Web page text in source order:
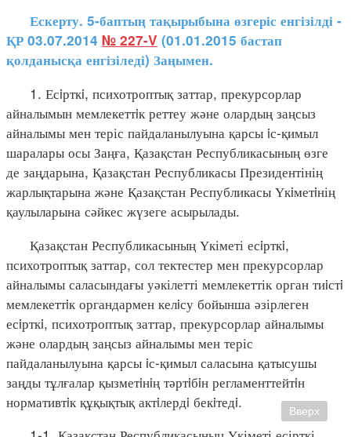
Ескерту. 5-баптың тақырыбына өзгеріс енгізілді -
ҚР 03.07.2014 № 227-V (01.01.2015 бастап
қолданысқа енгізіледі) Заңымен.
1. Есiрткi, психотроптық заттар, прекурсорлар
айналымын мемлекеттiк реттеу және олардың заңсыз
айналымы мен теріс пайдаланылуына қарсы iс-қимыл
шаралары осы Заңға, Қазақстан Республикасының өзге
де заңдарына, Қазақстан Республикасы Президентінің
жарлықтарына және Қазақстан Республикасы Үкiметiнің
қаулыларына сәйкес жүзеге асырылады.
Қазақстан Республикасының Үкіметі есiрткi,
психотроптық заттар, сол тектестер мен прекурсорлар
айналымы саласындағы уәкілетті мемлекеттік орган тиiстi
мемлекеттiк органдармен келiсу бойынша әзірлеген
есiрткi, психотроптық заттар, прекурсорлар айналымы
және олардың заңсыз айналымы мен теріс
пайдаланылуына қарсы iс-қимыл саласына қатысушы
заңды тұлғалар қызметiнiң тәртiбiн регламенттейтiн
нормативтiк құқықтық актiлердi бекiтедi.
Вверх